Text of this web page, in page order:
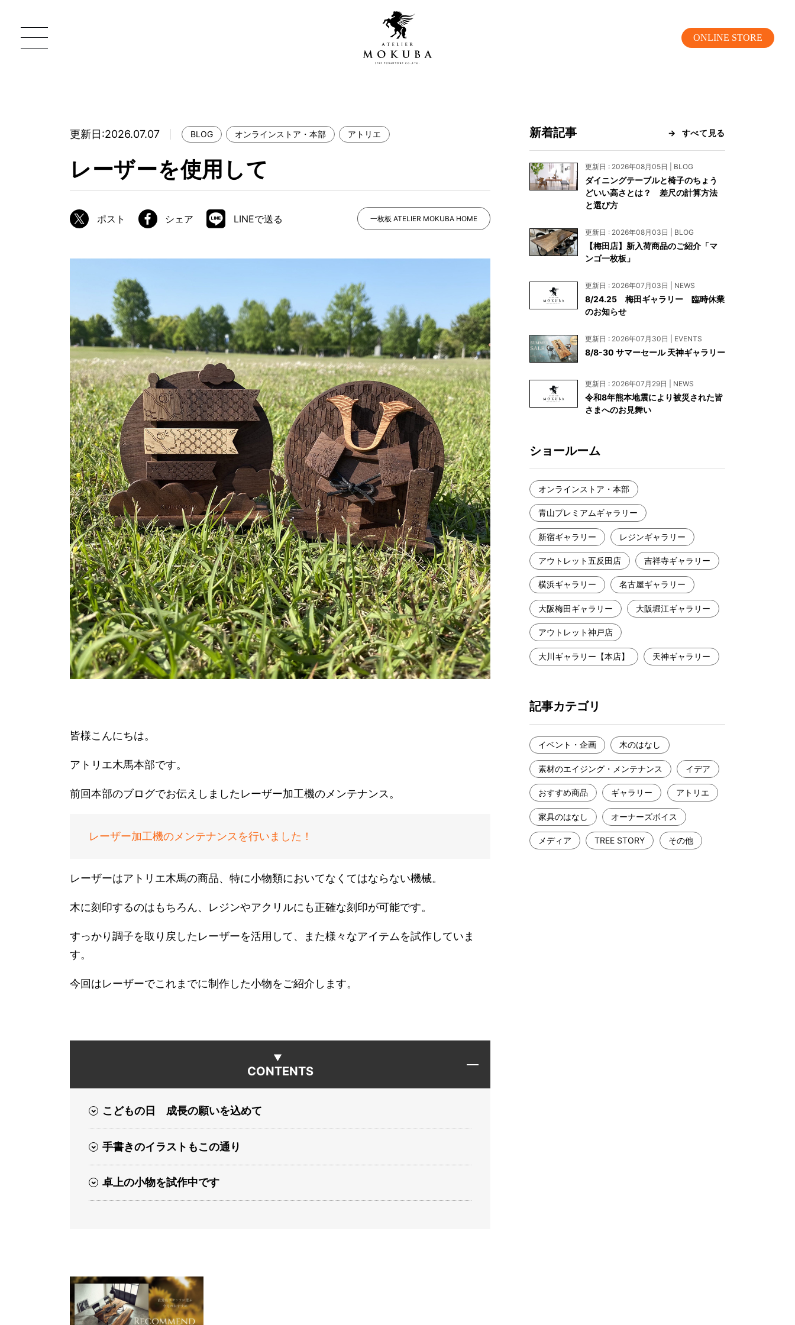
ONLINE STORE
MOKUBA について
製造工程
加工技術
ATELIER MOKUBAの一枚板テーブル
ATELIER MOKUBAの一枚板×異素材
特別なダイニングチェア
一枚板用のテーブル脚
樹種紹介
コーディネート集
メンテナンス方法
吉祥寺ギャラリー
大阪梅田ギャラリー
アウトレット神戸店
大川ギャラリー【本店】
天神ギャラリー
公式オンラインストア
WEBカタログ
納品事例
納品事例（住宅・インテリア）
納品事例（店舗・オフィス）
INFORMATION
NEWS
EVENT
BLOG
メディア美術協力実績
よくあるご質問
お問い合わせ
資料請求
工務店様・設計会社様向けお問い合わせ
一枚板買い取りに関して
更新日:2026.07.07 BLOG オンラインストア・本部 アトリエ
レーザーを使用して
ポスト シェア LINEで送る 一枚板 ATELIER MOKUBA HOME
皆様こんにちは。
アトリエ木馬本部です。
前回本部のブログでお伝えしましたレーザー加工機のメンテナンス。
レーザー加工機のメンテナンスを行いました！
レーザーはアトリエ木馬の商品、特に小物類においてなくてはならない機械。
木に刻印するのはもちろん、レジンやアクリルにも正確な刻印が可能です。
すっかり調子を取り戻したレーザーを活用して、また様々なアイテムを試作していま
す。
今回はレーザーでこれまでに制作した小物をご紹介します。
CONTENTS
こどもの日 成長の願いを込めて
手書きのイラストもこの通り
卓上の小物を試作中です
新着記事 すべて見る
更新日 : 2026年08月05日 | BLOG
ダイニングテーブルと椅子のちょう
どいい高さとは？ 差尺の計算方法
と選び方
更新日 : 2026年08月03日 | BLOG
【梅田店】新入荷商品のご紹介「マ
ンゴ一枚板」
更新日 : 2026年07月03日 | NEWS
8/24.25 梅田ギャラリー 臨時休業
のお知らせ
更新日 : 2026年07月30日 | EVENTS
8/8-30 サマーセール 天神ギャラリー
更新日 : 2026年07月29日 | NEWS
令和8年熊本地震により被災された皆
さまへのお見舞い
ショールーム
オンラインストア・本部
青山プレミアムギャラリー
新宿ギャラリー レジンギャラリー
アウトレット五反田店 吉祥寺ギャラリー
横浜ギャラリー 名古屋ギャラリー
大阪梅田ギャラリー 大阪堀江ギャラリー
アウトレット神戸店
大川ギャラリー【本店】 天神ギャラリー
記事カテゴリ
イベント・企画 木のはなし
素材のエイジング・メンテナンス イデア
おすすめ商品 ギャラリー アトリエ
家具のはなし オーナーズボイス
メディア TREE STORY その他